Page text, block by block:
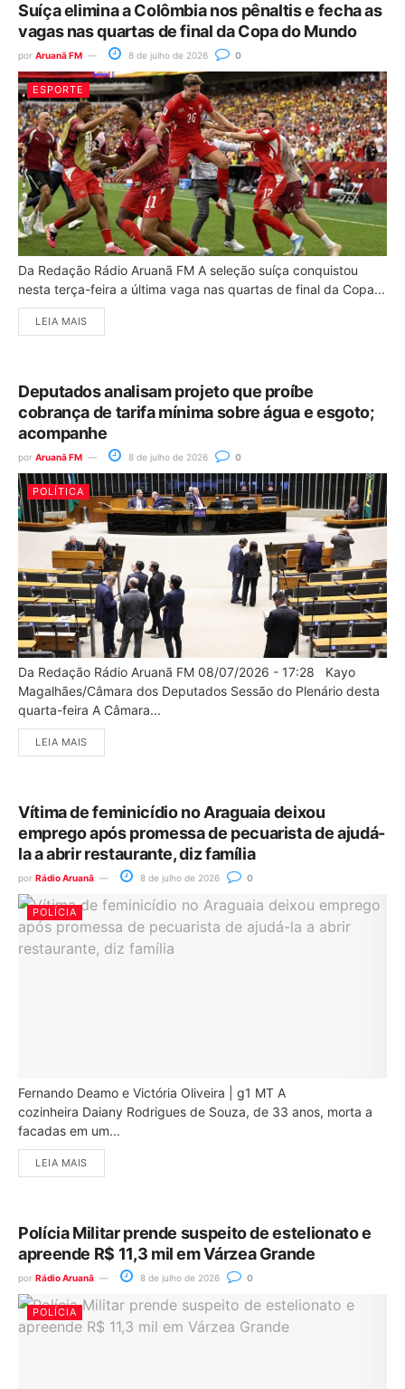
Suíça elimina a Colômbia nos pênaltis e fecha as
vagas nas quartas de final da Copa do Mundo
por Aruanã FM 8 de julho de 2026 0
ESPORTE
Da Redação Rádio Aruanã FM A seleção suíça conquistou
nesta terça-feira a última vaga nas quartas de final da Copa...
LEIA MAIS
Deputados analisam projeto que proíbe
cobrança de tarifa mínima sobre água e esgoto;
acompanhe
por Aruanã FM 8 de julho de 2026 0
POLÍTICA
Da Redação Rádio Aruanã FM 08/07/2026 - 17:28 Kayo
Magalhães/Câmara dos Deputados Sessão do Plenário desta
quarta-feira A Câmara...
LEIA MAIS
Vítima de feminicídio no Araguaia deixou
emprego após promessa de pecuarista de ajudá-
la a abrir restaurante, diz família
por Rádio Aruanã 8 de julho de 2026 0
POLÍCIA
Fernando Deamo e Victória Oliveira | g1 MT A
cozinheira Daiany Rodrigues de Souza, de 33 anos, morta a
facadas em um...
LEIA MAIS
Polícia Militar prende suspeito de estelionato e
apreende R$ 11,3 mil em Várzea Grande
por Rádio Aruanã 8 de julho de 2026 0
POLÍCIA